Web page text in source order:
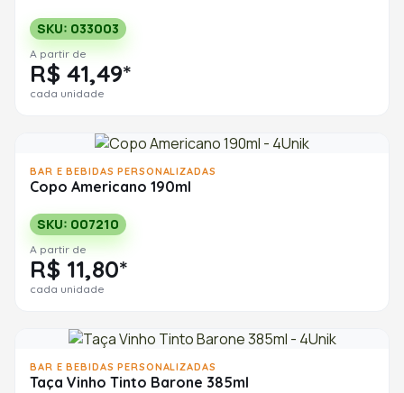
SKU: 033003
A partir de
R$ 41,49*
cada unidade
BAR E BEBIDAS PERSONALIZADAS
Copo Americano 190ml
SKU: 007210
A partir de
R$ 11,80*
cada unidade
BAR E BEBIDAS PERSONALIZADAS
Taça Vinho Tinto Barone 385ml